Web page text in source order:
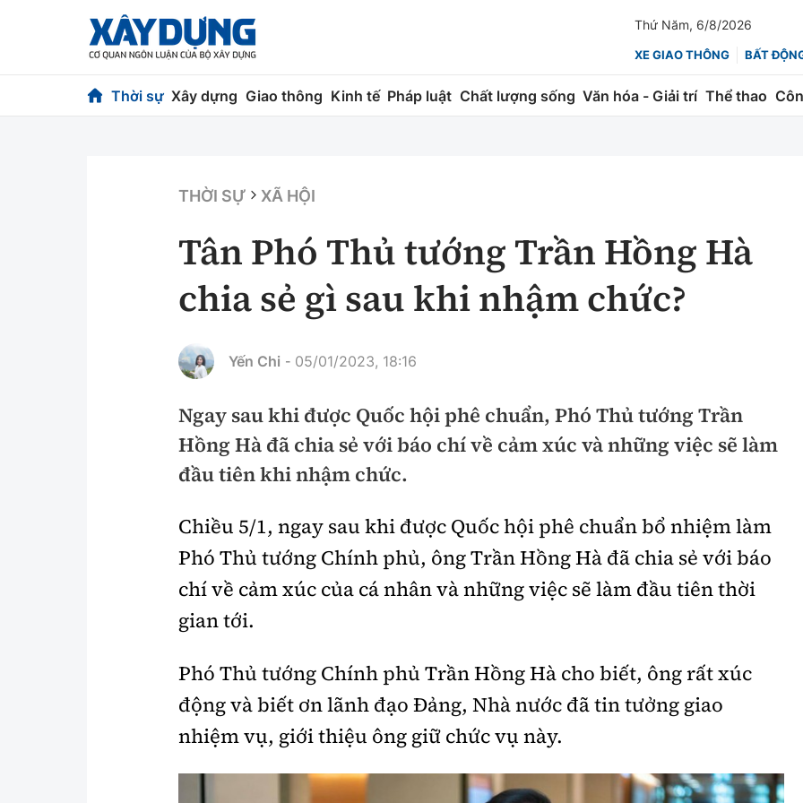
Thứ Năm, 6/8/2026
XE GIAO THÔNG BẤT
Thời sự Xây dựng Giao thông Kinh tế Pháp luật Chất lượng sống Văn hóa - Giải trí Thể thao
Chuyện dọc đường
Chỉ đạo điều hành
Vật liệu xây dựng
Giám định chất lượng
Hàng không
Đường sắt
Đường thủy
Nhà thầu
Mời thầu - Đấu thầu
Chứng khoán
Bảo hiểm
An toàn giao thông
Văn hóa giao thông
Lái xe an toàn
xem thêm
Chất lượng sống Văn hóa - Giải Trí
Văn hóa
Thể thao
Bóng đá Công nghệ mới
THỜI SỰ XÃ HỘI
Tân Phó Thủ tướng Trần Hồng Hà
chia sẻ gì sau khi nhậm chức?
Yến Chi - 05/01/2023, 18:16
Ngay sau khi được Quốc hội phê chuẩn, Phó Thủ tướng Trần
Hồng Hà đã chia sẻ với báo chí về cảm xúc và những việc sẽ làm
đầu tiên khi nhậm chức.
Chiều 5/1, ngay sau khi được Quốc hội phê chuẩn bổ nhiệm làm
Phó Thủ tướng Chính phủ, ông Trần Hồng Hà đã chia sẻ với báo
chí về cảm xúc của cá nhân và những việc sẽ làm đầu tiên thời
gian tới.
Phó Thủ tướng Chính phủ Trần Hồng Hà cho biết, ông rất xúc
động và biết ơn lãnh đạo Đảng, Nhà nước đã tin tưởng giao
nhiệm vụ, giới thiệu ông giữ chức vụ này.